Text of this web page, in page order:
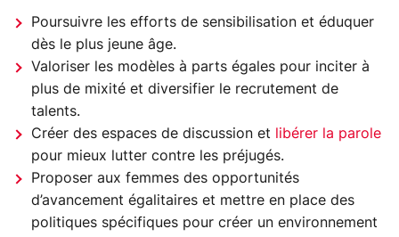
Poursuivre les efforts de sensibilisation et éduquer
dès le plus jeune âge.
Valoriser les modèles à parts égales pour inciter à
plus de mixité et diversifier le recrutement de
talents.
Créer des espaces de discussion et
libérer la parole
pour mieux lutter contre les préjugés.
Proposer aux femmes des opportunités
d’avancement égalitaires et mettre en place des
politiques spécifiques pour créer un environnement